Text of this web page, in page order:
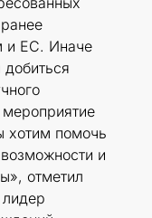
и ЕС. Иначе
хотим помочь
и
отметил